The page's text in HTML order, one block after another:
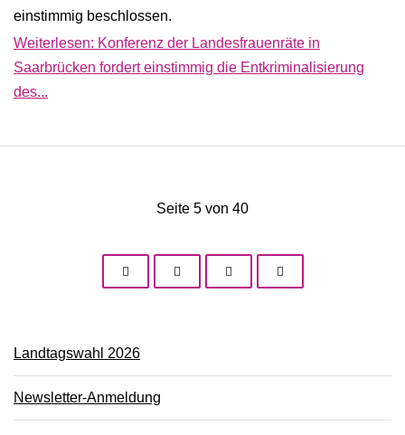
einstimmig beschlos­sen.
Weiterlesen: Konferenz der Landesfrauenräte in
Saarbrücken fordert einstimmig die Entkriminalisierung
des...
Seite 5 von 40
Landtagswahl 2026
Newsletter-Anmeldung